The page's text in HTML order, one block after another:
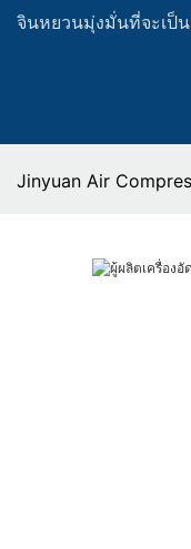
จินหยวนมุ่งมั่นที่จะเป็
Jinyuan Air